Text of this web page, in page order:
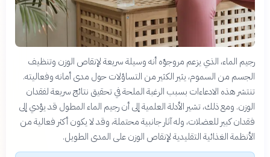
رجيم الماء، الذي يزعم مروجوّه أنه وسيلة سريعة لإنقاص الوزن وتنظيف
الجسم من السموم، يثير الكثير من التساؤلات حول مدى أمانه وفعاليته.
تنتشر هذه الادعاءات بسبب الرغبة الملحة في تحقيق نتائج سريعة لفقدان
الوزن. ومع ذلك، تشير الأدلة العلمية إلى أن رجيم الماء المطول قد يؤدي إلى
فقدان كبير للعضلات، وله آثار جانبية محتملة، وقد لا يكون أكثر فعالية من
الأنظمة الغذائية التقليدية لإنقاص الوزن على المدى الطويل.